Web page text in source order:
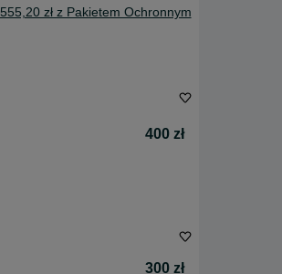
555,20 zł z Pakietem Ochronnym
400 zł
300 zł